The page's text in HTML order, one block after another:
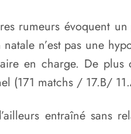
rumeurs évoquent
n’est pas une
en charge. De plus
(171 matchs / 17.B/
entraîné sans